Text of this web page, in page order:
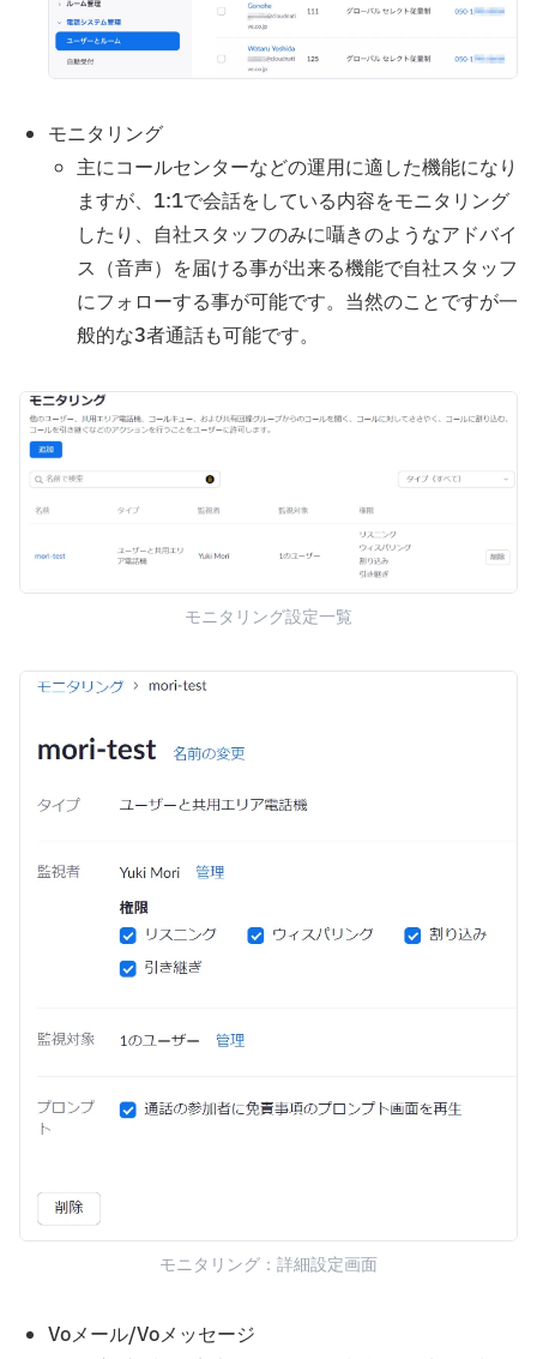
モニタリング
主にコールセンターなどの運用に適した機能になり
ますが、1:1で会話をしている内容をモニタリング
したり、自社スタッフのみに囁きのようなアドバイ
ス（音声）を届ける事が出来る機能で自社スタッフ
にフォローする事が可能です。当然のことですが一
般的な3者通話も可能です。
モニタリング設定一覧
モニタリング：詳細設定画面
Voメール/Voメッセージ